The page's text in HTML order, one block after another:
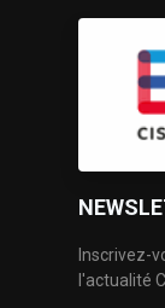
Inscrivez-
l'actualité